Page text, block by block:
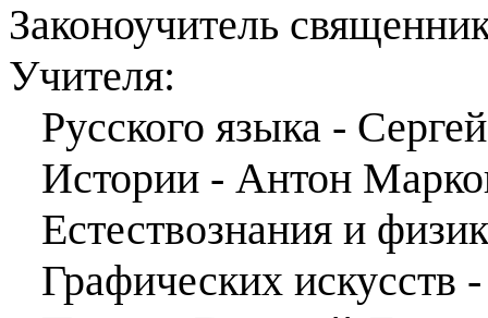
Законоучитель
Учителя:
Русского языка -
Истории - Антон
Естествознания и
Графических